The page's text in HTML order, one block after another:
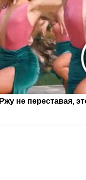
Ржу не переставая,